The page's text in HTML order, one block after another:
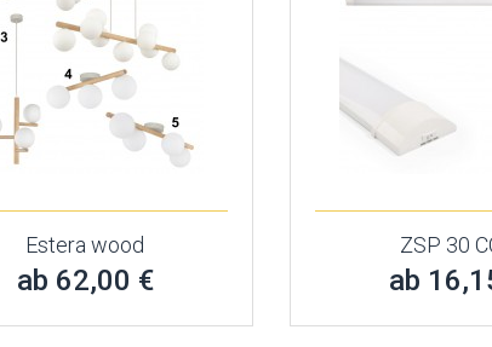
Estera wood
ab 62,00 €
ZSP 30
ab